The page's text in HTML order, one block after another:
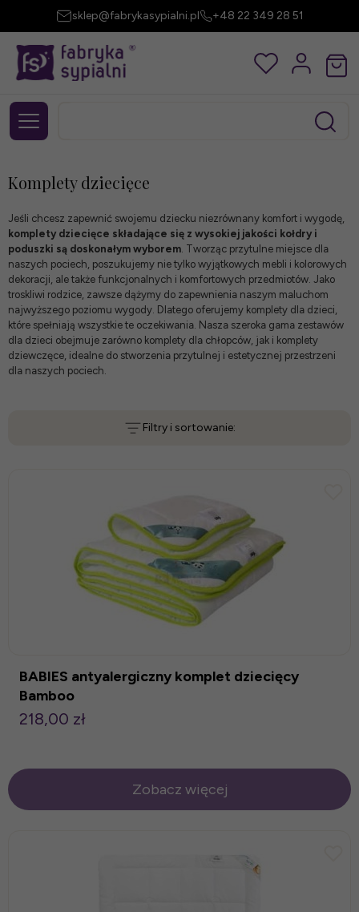
sklep@fabrykasypialni.pl +48 22 349 28 51
Komplety dziecięce
Jeśli chcesz zapewnić swojemu dziecku niezrównany komfort i wygodę,
komplety dziecięce składające się z wysokiej jakości kołdry i
poduszki są doskonałym wyborem. Tworząc przytulne miejsce dla
naszych pociech, poszukujemy nie tylko wyjątkowych mebli i kolorowych
dekoracji, ale także funkcjonalnych i komfortowych przedmiotów. Jako
troskliwi rodzice, zawsze dążymy do zapewnienia naszym maluchom
najwyższego poziomu wygody. Dlatego oferujemy komplety dla dzieci,
które spełniają wszystkie te oczekiwania. Nasza szeroka gama zestawów
dla dzieci obejmuje zarówno komplety dla chłopców, jak i komplety
dziewczęce, idealne do stworzenia przytulnej i estetycznej przestrzeni
dla naszych pociech.
Filtry i sortowanie:
BABIES antyalergiczny komplet dziecięcy
Bamboo
218,00 zł
Zobacz więcej